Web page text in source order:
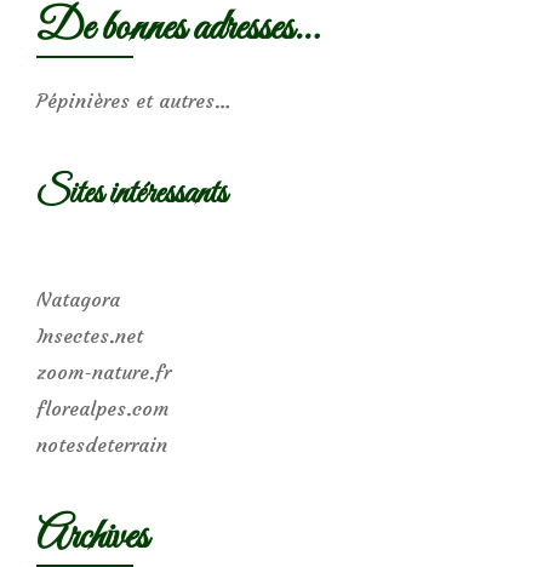
De bonnes adresses…
Pépinières et autres…
Sites intéressants
Natagora
Insectes.net
zoom-nature.fr
florealpes.com
notesdeterrain
Archives